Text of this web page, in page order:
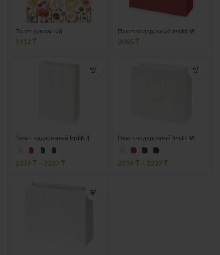
Пакет бумажный
1912 ₸
Пакет подарочный Imilit W
2065 ₸
Пакет подарочный Imilit T
2119 ₸ – 2237 ₸
Пакет подарочный Imilit W
2119 ₸– 2237 ₸